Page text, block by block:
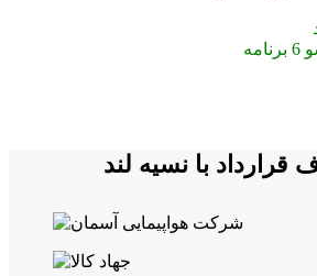
با نسیه لند